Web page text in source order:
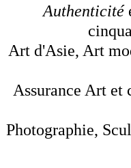
Authenticité
Art d'Asie, Art
Assurance Art
Photographie,